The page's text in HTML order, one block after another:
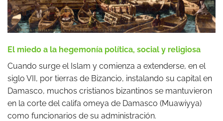
El miedo a la hegemonía política, social y religiosa
Cuando surge el Islam y comienza a extenderse, en el
siglo VII, por tierras de Bizancio, instalando su capital en
Damasco, muchos cristianos bizantinos se mantuvieron
en la corte del califa omeya de Damasco (Muawiyya)
como funcionarios de su administración.